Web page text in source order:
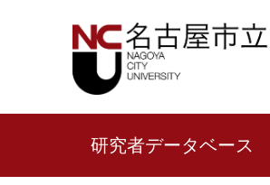
研究者データベース